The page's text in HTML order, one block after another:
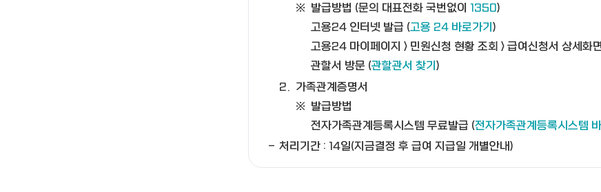
발급방법 (문의 대표전화 국번없이 1350)
고용24 인터넷 발급 (고용 24 바로가기 )
고용24 마이페이지 > 민원신청 현황 조회 > 급여신청서 상세화
관할서 방문 (관할관서 찾기 )
가족관계증명서
발급방법
전자가족관계등록시스템 무료발급 (전자가족관계등록시스템 바
처리기간 : 14일(지금결정 후 급여 지급일 개별안내)